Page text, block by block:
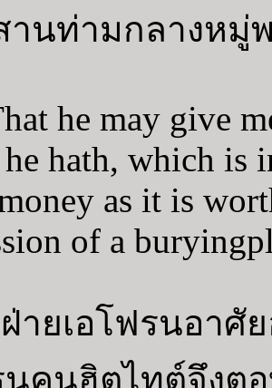
านท่ามกลางหมู่
he may give
hath, which is
as it is
of a
ฝ่ายเอโฟรนอา
นคนฮิตไทต์จึงต